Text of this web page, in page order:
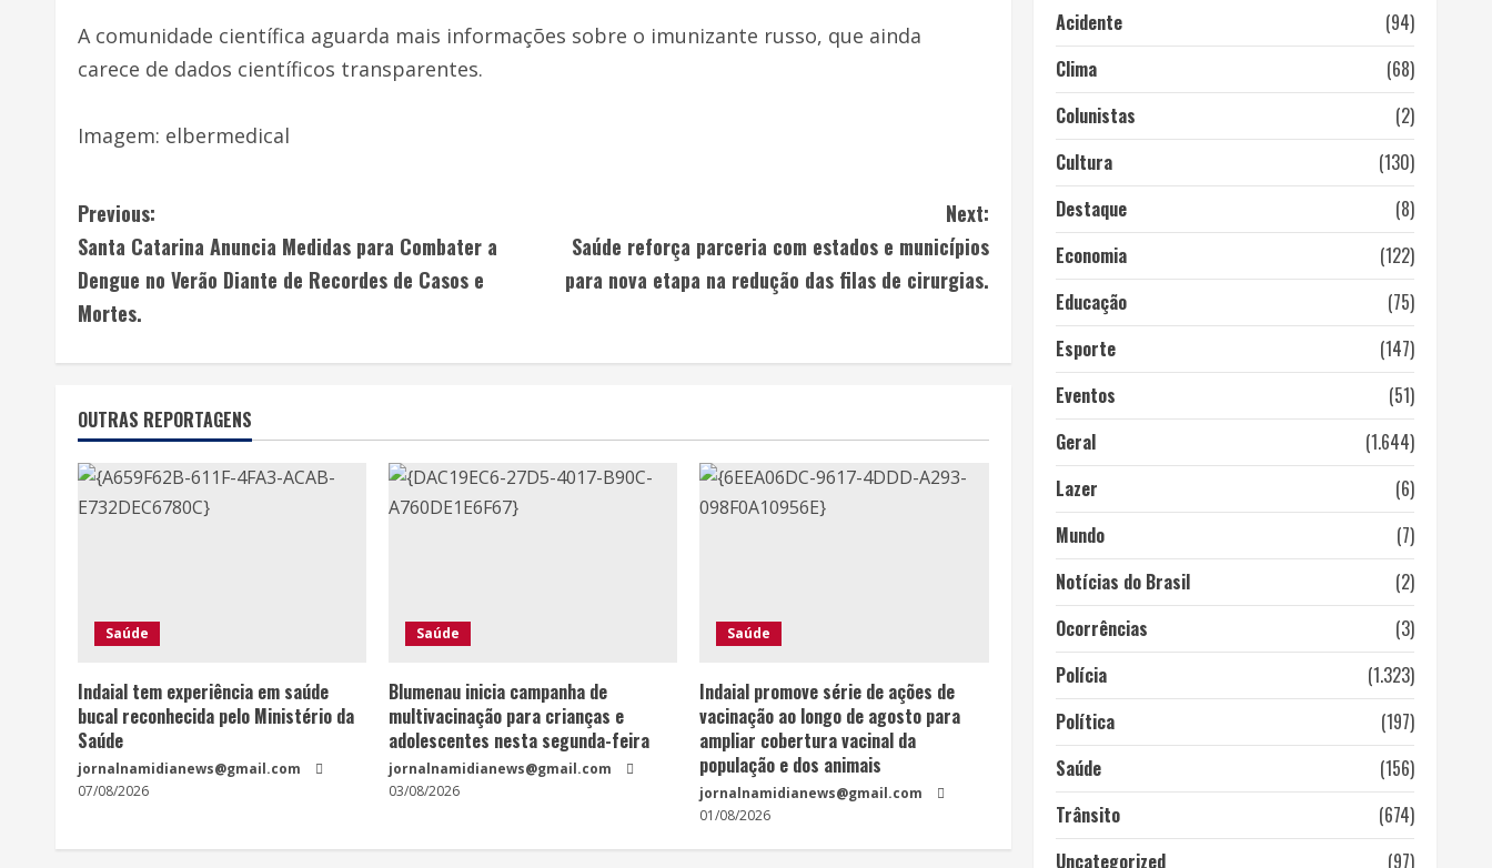
A comunidade científica aguarda mais informações sobre o imunizante russo, que ainda
carece de dados científicos transparentes.
Imagem: elbermedical
Previous:
Santa Catarina Anuncia Medidas para Combater a
Dengue no Verão Diante de Recordes de Casos e
Mortes.
Next:
Saúde reforça parceria com estados e municípios
para nova etapa na redução das filas de cirurgias.
OUTRAS REPORTAGENS
Saúde
Indaial tem experiência em saúde
bucal reconhecida pelo Ministério da
Saúde
jornalnamidianews@gmail.com
07/08/2026
Saúde
Blumenau inicia campanha de
multivacinação para crianças e
adolescentes nesta segunda-feira
jornalnamidianews@gmail.com
03/08/2026
Saúde
Indaial promove série de ações de
vacinação ao longo de agosto para
ampliar cobertura vacinal da
população e dos animais
jornalnamidianews@gmail.com
01/08/2026
Acidente
(94)
Clima
(68)
Colunistas
(2)
Cultura
(130)
Destaque
(8)
Economia
(122)
Educação
(75)
Esporte
(147)
Eventos
(51)
Geral
(1.644)
Lazer
(6)
Mundo
(7)
Notícias do Brasil
(2)
Ocorrências
(3)
Polícia
(1.323)
Política
(197)
Saúde
(156)
Trânsito
(674)
Uncategorized
(97)